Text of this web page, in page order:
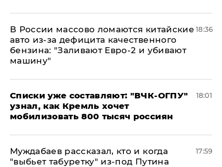
В России массово ломаются китайские
авто из-за дефицита качественного
бензина: "Заливают Евро-2 и убивают
машину"
18:36
Списки уже составляют: "ВЧК-ОГПУ"
узнал, как Кремль хочет
мобилизовать 800 тысяч россиян
18:01
Муждабаев рассказал, кто и когда
"выбьет табуретку" из-под Путина
17:59